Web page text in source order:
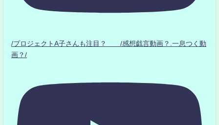
/プロジェクトA子さんも注目？ /感想戯言動画？.一息つく動
画？/